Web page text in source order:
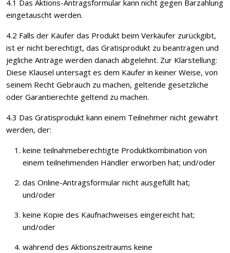
4.1 Das Aktions-Antragsformular kann nicht gegen Barzahlung
eingetauscht werden.
4.2 Falls der Käufer das Produkt beim Verkäufer zurückgibt,
ist er nicht berechtigt, das Gratisprodukt zu beantragen und
jegliche Anträge werden danach abgelehnt. Zur Klarstellung:
Diese Klausel untersagt es dem Käufer in keiner Weise, von
seinem Recht Gebrauch zu machen, geltende gesetzliche
oder Garantierechte geltend zu machen.
4.3 Das Gratisprodukt kann einem Teilnehmer nicht gewährt
werden, der:
keine teilnahmeberechtigte Produktkombination von
einem teilnehmenden Händler erworben hat; und/oder
das Online-Antragsformular nicht ausgefüllt hat;
und/oder
keine Kopie des Kaufnachweises eingereicht hat;
und/oder
während des Aktionszeitraums keine